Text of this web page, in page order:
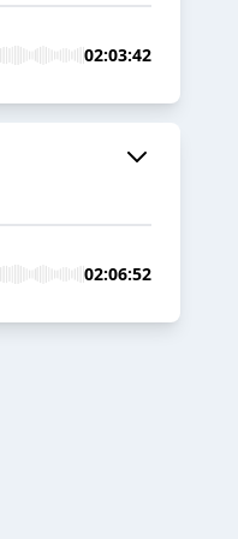
02:03:42
02:06:52